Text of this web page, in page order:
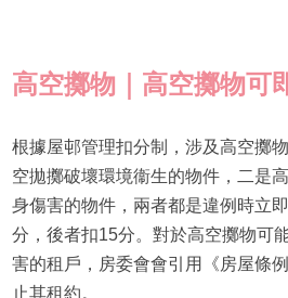
高空擲物｜高空擲物可
根據屋邨管理扣分制，涉及高空擲
空拋擲破壞環境衞生的物件，二是
身傷害的物件，兩者都是違例時立
分，後者扣15分。對於高空擲物可
害的租戶，房委會會引用《房屋條
止其租約。